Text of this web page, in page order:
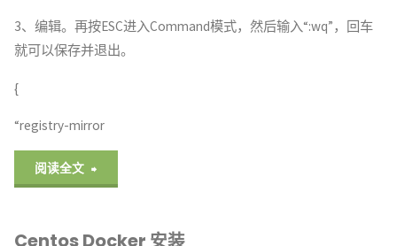
3、编辑。再按ESC进入Command模式，然后输入“:wq”，回车
就可以保存并退出。
{
“registry-mirror
阅读全文
image